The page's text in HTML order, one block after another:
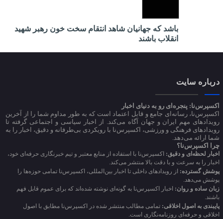
باشد که جهانیان شاهد انتقام سخت خون رهبر شهید
انقلاب باشند
درباره سایت
اکسپرس‌نا: پنجره‌ای رو به دنیای اخبار
اکسپرس‌نا، رسانه‌ای جامع و قابل اعتماد است که به طور مداوم شما را از آخرین
رویدادهای مهم ایران و جهان آگاه می‌کند. از اخبار سیاسی و اجتماعی گرفته تا
رویدادهای فرهنگی و ورزشی، اکسپرس‌نا با رویکردی بی‌طرفانه و دقیق، اخبار را به
شما ارائه می‌دهد.
چرا اکسپرس‌نا؟
اخبار لحظه‌ای و دقیق: اکسپرس‌نا با استفاده از منابع معتبر و تیم خبرنگاری حرفه‌ای خود،
اخبار را به سرعت و با دقت بالا منتشر می‌کند.
پوشش گسترده: از رویدادهای داخلی تا اخبار بین‌المللی، اکسپرس‌نا تمامی حوزه‌ها را
پوشش می‌دهد.
زبان ساده و روان: اخبار اکسپرس‌نا به گونه‌ای نوشته شده‌اند که برای عموم قابل فهم
باشند.
پایبندی به اصول اخلاقی: تمامی مطالب منتشر شده در اکسپرس‌نا مطابق با اصول
اخلاقی و حرفه‌ای روزنامه‌نگاری است.